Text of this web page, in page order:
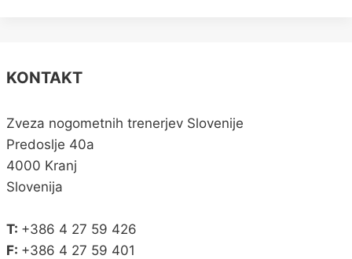
KONTAKT
Zveza nogometnih trenerjev Slovenije
Predoslje 40a
4000 Kranj
Slovenija
T: +386 4 27 59 426
F: +386 4 27 59 401